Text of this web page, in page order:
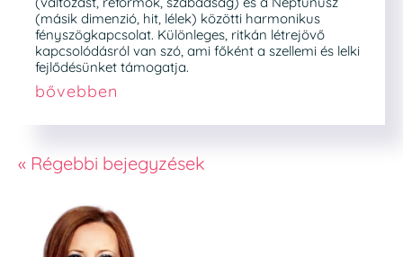
(másik dimenzió, hit, lélek) közötti harmonikus
fényszögkapcsolat. Különleges, ritkán létrejövő
kapcsolódásról van szó, ami főként a szellemi és lelki
fejlődésünket támogatja.
bővebben
« Régebbi bejegyzések